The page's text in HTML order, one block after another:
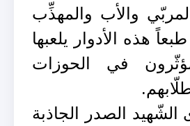
والأب والمهذِّب
هذه الأدوار يلعبها
في الحوزات
الصدر الجاذبة